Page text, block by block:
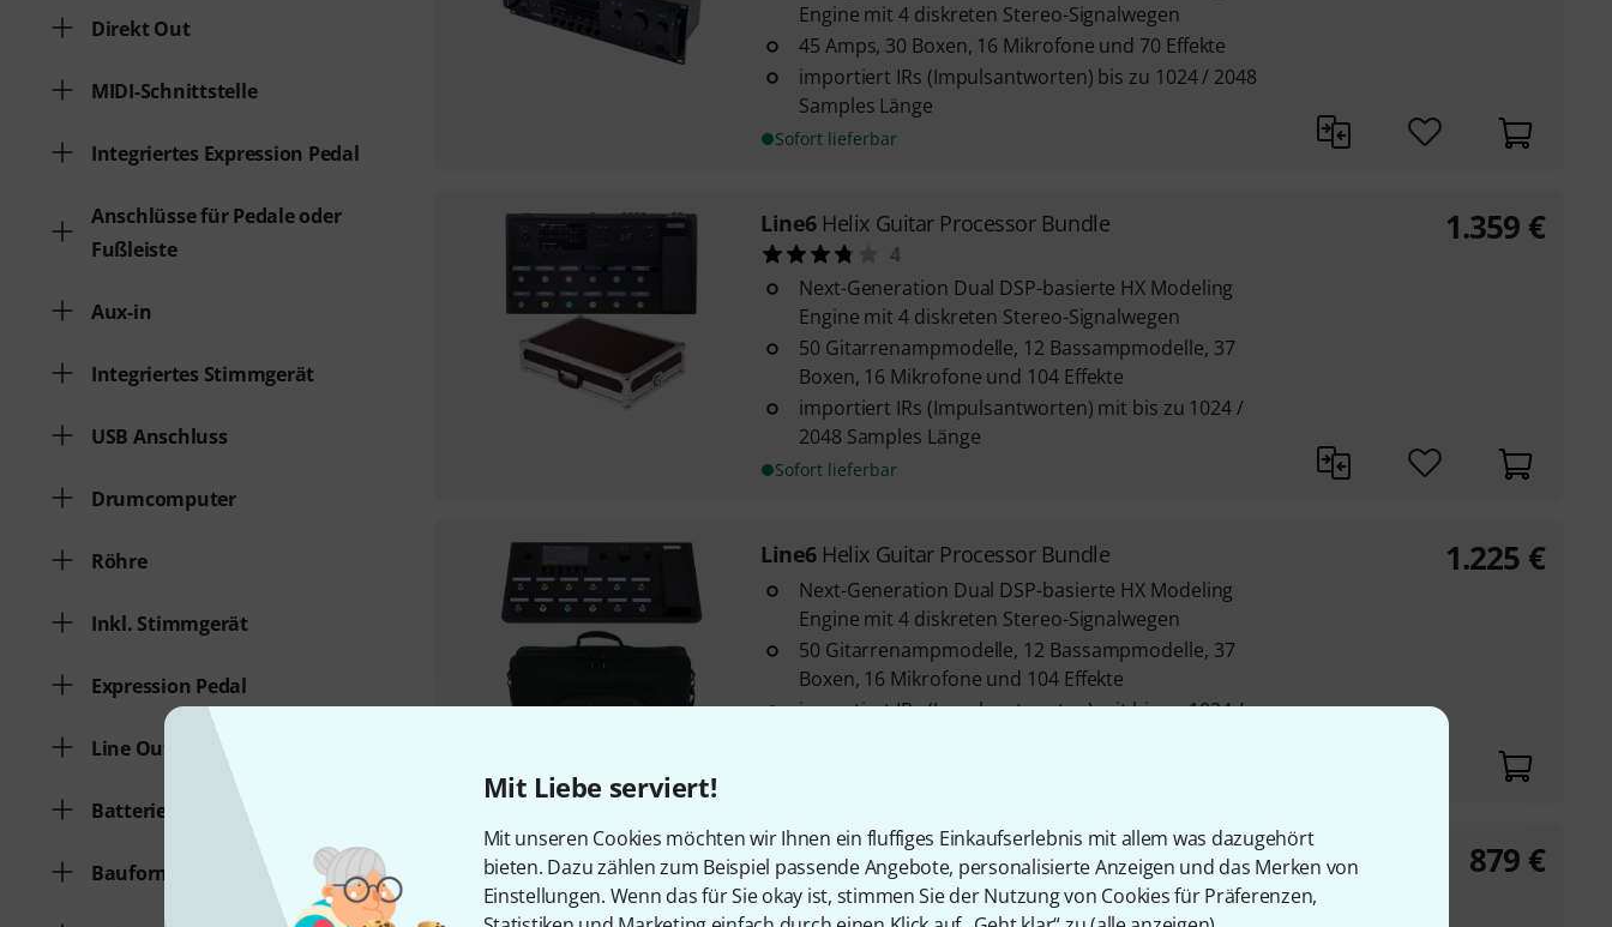
Mit Liebe serviert!
Mit unseren Cookies möchten wir Ihnen ein fluffiges Einkaufserlebnis mit allem was dazugehört
bieten. Dazu zählen zum Beispiel passende Angebote, personalisierte Anzeigen und das Merken von
Einstellungen. Wenn das für Sie okay ist, stimmen Sie der Nutzung von Cookies für Präferenzen,
Direkt Out
MIDI-Schnittstelle
Integriertes Expression Pedal
Anschlüsse für Pedale oder
Fußleiste
Aux-in
Integriertes Stimmgerät
USB Anschluss
Drumcomputer
Röhre
Inkl. Stimmgerät
Expression Pedal
Line Out
Batteriebetrieb
Bauform
Engine mit 4 diskreten Stereo-Signalwegen
45 Amps, 30 Boxen, 16 Mikrofone und 70 Effekte
importiert IRs (Impulsantworten) bis zu 1024 / 2048
Samples Länge
Sofort lieferbar
Line6 Helix Guitar Processor Bundle
4
Next-Generation Dual DSP-basierte HX Modeling
Engine mit 4 diskreten Stereo-Signalwegen
50 Gitarrenampmodelle, 12 Bassampmodelle, 37
Boxen, 16 Mikrofone und 104 Effekte
importiert IRs (Impulsantworten) mit bis zu 1024 /
2048 Samples Länge
Sofort lieferbar
1.359 €
Line6 Helix Guitar Processor Bundle
Next-Generation Dual DSP-basierte HX Modeling
Engine mit 4 diskreten Stereo-Signalwegen
50 Gitarrenampmodelle, 12 Bassampmodelle, 37
Boxen, 16 Mikrofone und 104 Effekte
importiert IRs (Impulsantworten) mit bis zu 1024 /
1.225 €
Line6 Helix LT Guitar Process. Bdl 1
nächste Generation von Dual DSP-basierter HX
Modeling Engine mit 4 diskreten Stereo-Signalwegen
879 €